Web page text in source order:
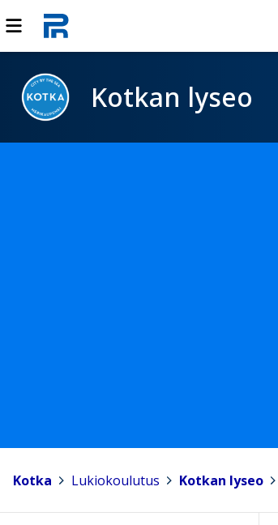
Kotkan lyseo
Kotka Lukiokoulutus Kotkan lyseo